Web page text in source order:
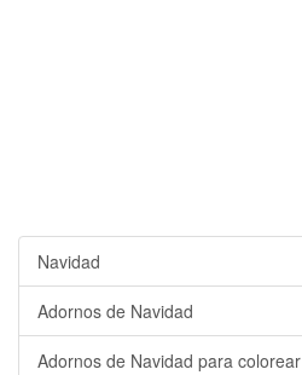
Navidad
Adornos de Navidad
Adornos de Navidad para colorear